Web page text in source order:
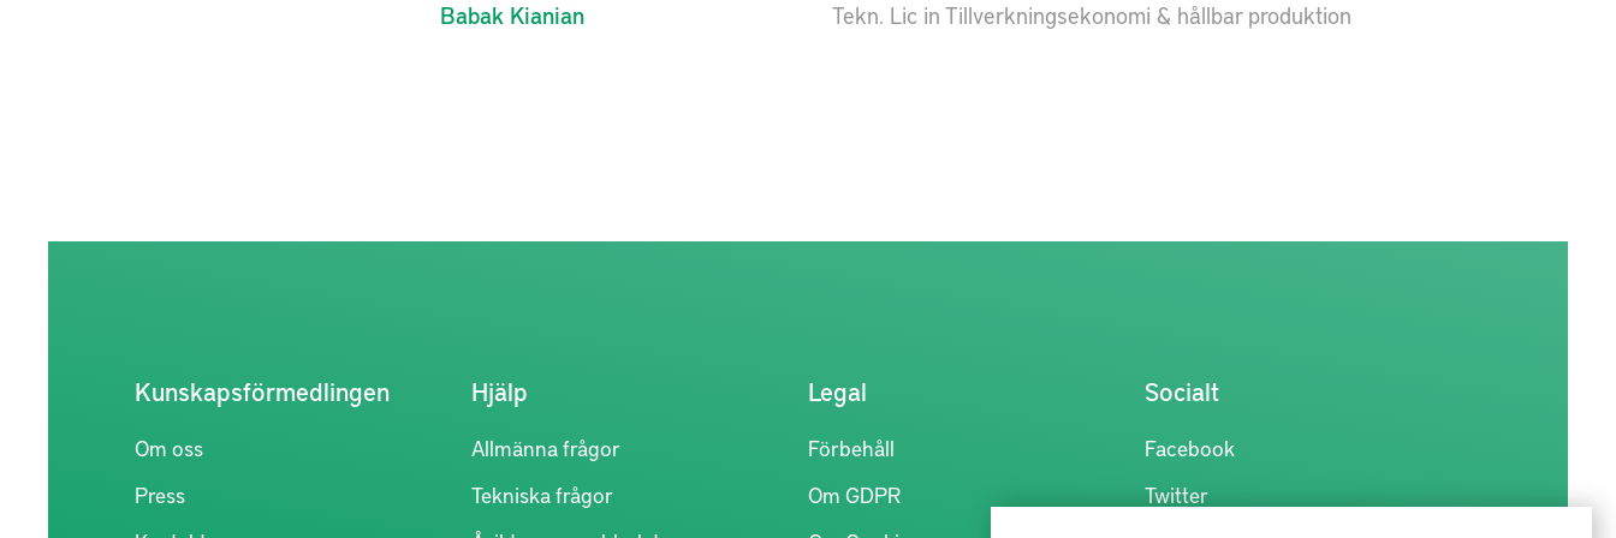
Babak Kianian Tekn. Lic in Tillverkningsekonomi & hållbar produktion
Kunskapsförmedlingen
Om oss
Press
Hjälp
Allmänna frågor
Tekniska frågor
Legal
Förbehåll
Om GDPR
Socialt
Facebook
Twitter